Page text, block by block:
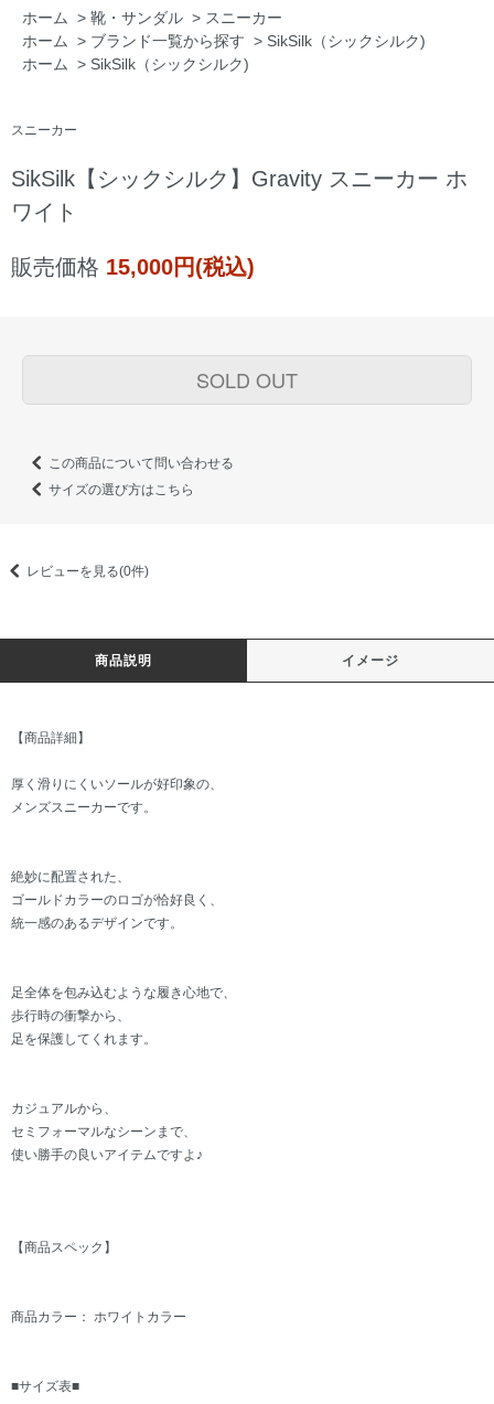
ホーム > 靴・サンダル > スニーカー
ホーム
> ブランド一覧から探す > SikSilk（シックシルク)
ホーム
> SikSilk（シックシルク)
スニーカー
SikSilk【シックシルク】Gravity スニーカー ホ
ワイト
販売価格 15,000円(税込)
SOLD OUT
この商品について問い合わせる
サイズの選び方はこちら
レビューを見る(0件)
商品説明 イメージ
【商品詳細】
厚く滑りにくいソールが好印象の、
メンズスニーカーです。
絶妙に配置された、
ゴールドカラーのロゴが恰好良く、
統一感のあるデザインです。
足全体を包み込むような履き心地で、
歩行時の衝撃から、
足を保護してくれます。
カジュアルから、
セミフォーマルなシーンまで、
使い勝手の良いアイテムですよ♪
【商品スペック】
商品カラー： ホワイトカラー
■サイズ表■